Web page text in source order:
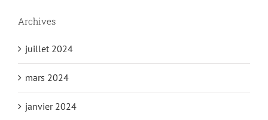
Archives
juillet 2024
mars 2024
janvier 2024